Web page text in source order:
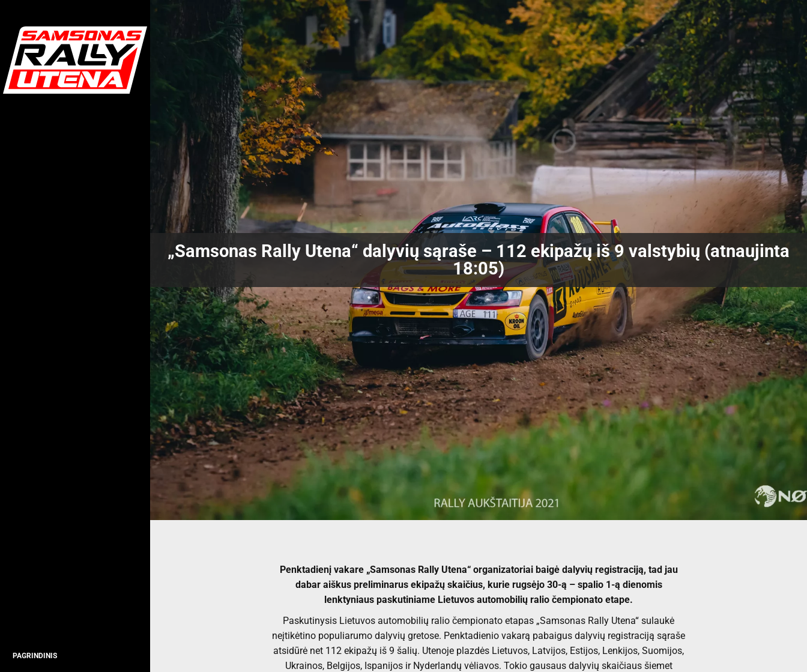
PAGRINDINIS
„Samsonas Rally Utena“ dalyvių sąraše – 112 ekipažų iš 9 valstybių (atnaujinta
18:05)
Penktadienį vakare „Samsonas Rally Utena“ organizatoriai baigė dalyvių registraciją, tad jau
dabar aiškus preliminarus ekipažų skaičius, kurie rugsėjo 30-ą – spalio 1-ą dienomis
lenktyniaus paskutiniame Lietuvos automobilių ralio čempionato etape.
Paskutinysis Lietuvos automobilių ralio čempionato etapas „Samsonas Rally Utena“ sulaukė
neįtikėtino populiarumo dalyvių gretose. Penktadienio vakarą pabaigus dalyvių registraciją sąraše
atsidūrė net 112 ekipažų iš 9 šalių. Utenoje plazdės Lietuvos, Latvijos, Estijos, Lenkijos, Suomijos,
Ukrainos, Belgijos, Ispanijos ir Nyderlandų vėliavos. Tokio gausaus dalyvių skaičiaus šiemet